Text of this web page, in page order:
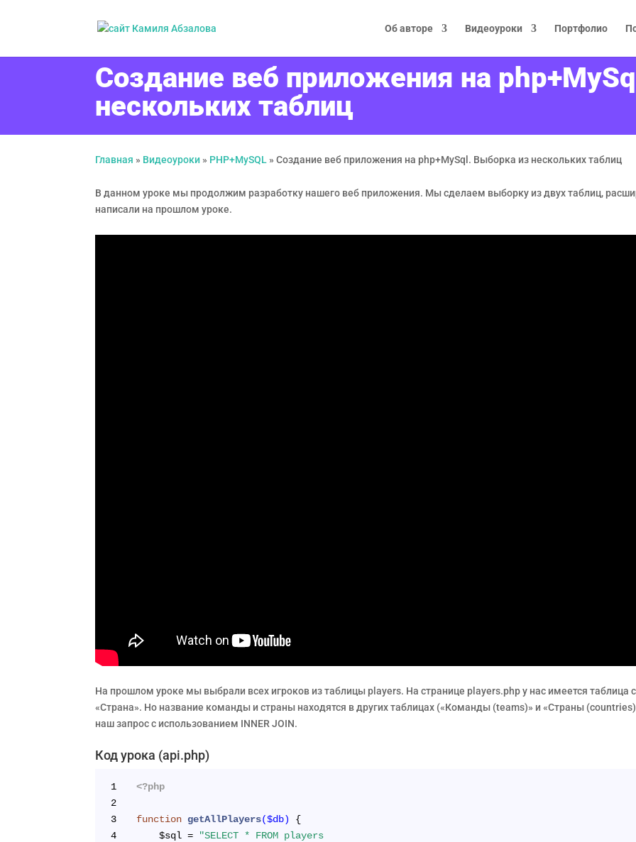
Об авторе Видеоуроки Портфолио
Создание веб приложения на
нескольких таблиц
Главная » Видеоуроки » PHP+MySQL »Создание веб приложения на php+MySql. Выборка из нескольких таблиц
В данном уроке мы продолжим разработку нашего веб приложения. Мы сделаем выборку из двух таблиц,
написали на прошлом уроке.
На прошлом уроке мы выбрали всех игроков из таблицы players. На странице players.php у нас имеется таблица
«Страна». Но название команды и страны находятся в других таблицах («Команды (teams)» и «Страны
наш запрос с использованием INNER JOIN.
Код урока (api.php)
1
<?php
2
3
function getAllPlayers($db)
{
4
	$sql =
"SELECT * FROM players